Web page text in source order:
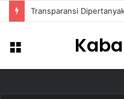
Menu